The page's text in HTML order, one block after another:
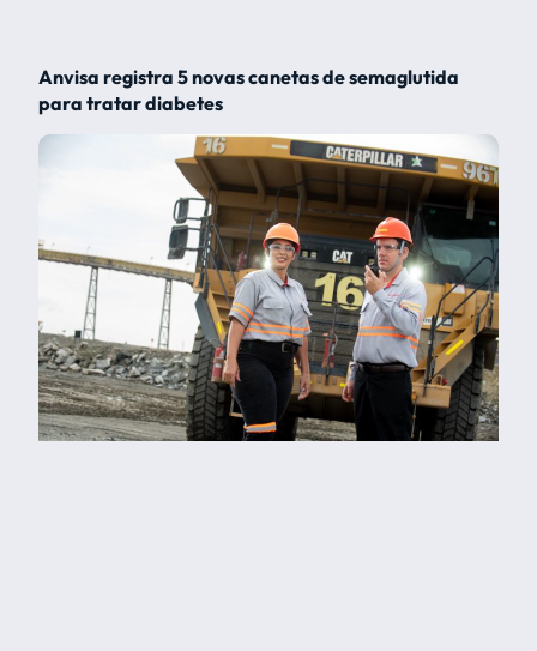
Anvisa registra 5 novas canetas de semaglutida
para tratar diabetes